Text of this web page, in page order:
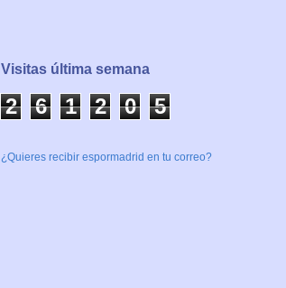
Visitas última semana
2 6 1 2 0 5
¿Quieres recibir espormadrid en tu correo?